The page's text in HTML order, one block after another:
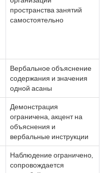
пространства занятий
самостоятельно
Вербальное объяснение
содержания и значения
одной асаны
Демонстрация
ограничена, акцент на
объяснения и
вербальные инструкции
Наблюдение ограничено,
сопровождается